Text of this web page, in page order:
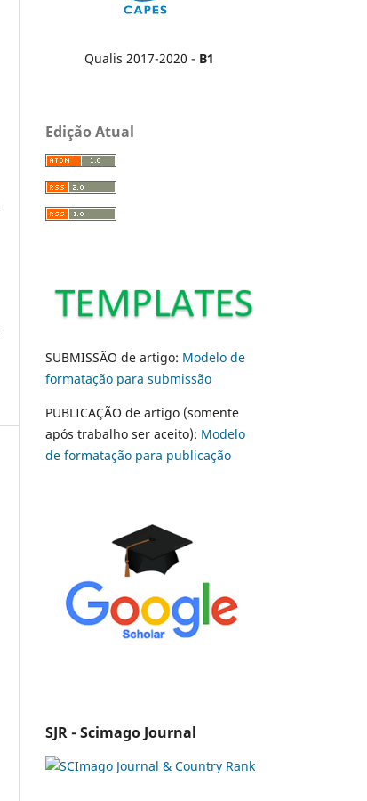
Qualis 2017-2020 - B1
Edição Atual
SUBMISSÃO de artigo: Modelo de
formatação para submissão
PUBLICAÇÃO de artigo (somente
após trabalho ser aceito): Modelo
de formatação para publicação
SJR - Scimago Journal